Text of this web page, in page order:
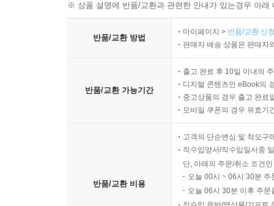
※ 상품 설명에 반품/교환과 관련한 안내가 있는경우 아
반품/교환 방법
마이페이지 > 반품/교환 신
판매자 배송 상품은 판매자
반품/교환 가능기간
출고 완료 후 10일 이내의
디지털 콘텐츠인 eBook의
중고상품의 경우 출고 완료
모바일 쿠폰의 경우 유효기
반품/교환 비용
고객의 단순변심 및 착오구
직수입양서/직수입일서중
단, 아래의 주문/취소 조건
오늘 00시 ~ 06시 30분
오늘 06시 30분 이후 주